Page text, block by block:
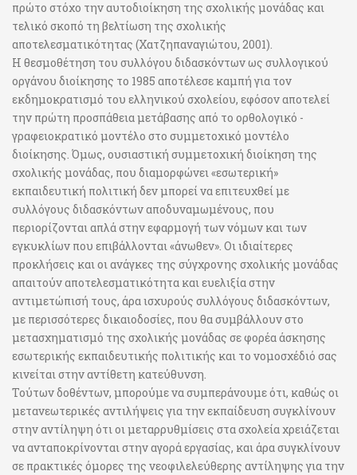
πρώτο στόχο την αυτοδιοίκηση της σχολικής μονάδας και
τελικό σκοπό τη βελτίωση της σχολικής
αποτελεσματικότητας (Χατζηπαναγιώτου, 2001).
Η θεσμοθέτηση του συλλόγου διδασκόντων ως συλλογικού
οργάνου διοίκησης το 1985 αποτέλεσε καμπή για τον
εκδημοκρατισμό του ελληνικού σχολείου, εφόσον αποτελεί
την πρώτη προσπάθεια μετάβασης από το ορθολογικό -
γραφειοκρατικό μοντέλο στο συμμετοχικό μοντέλο
διοίκησης. Όμως, ουσιαστική συμμετοχική διοίκηση της
σχολικής μονάδας, που διαμορφώνει «εσωτερική»
εκπαιδευτική πολιτική δεν μπορεί να επιτευχθεί με
συλλόγους διδασκόντων αποδυναμωμένους, που
περιορίζονται απλά στην εφαρμογή των νόμων και των
εγκυκλίων που επιβάλλονται «άνωθεν». Οι ιδιαίτερες
προκλήσεις και οι ανάγκες της σύγχρονης σχολικής μονάδας
απαιτούν αποτελεσματικότητα και ευελιξία στην
αντιμετώπισή τους, άρα ισχυρούς συλλόγους διδασκόντων,
με περισσότερες δικαιοδοσίες, που θα συμβάλλουν στο
μετασχηματισμό της σχολικής μονάδας σε φορέα άσκησης
εσωτερικής εκπαιδευτικής πολιτικής και το νομοσχέδιό σας
κινείται στην αντίθετη κατεύθυνση.
Τούτων δοθέντων, μπορούμε να συμπεράνουμε ότι, καθώς οι
μετανεωτερικές αντιλήψεις για την εκπαίδευση συγκλίνουν
στην αντίληψη ότι οι μεταρρυθμίσεις στα σχολεία χρειάζεται
να ανταποκρίνονται στην αγορά εργασίας, και άρα συγκλίνουν
σε πρακτικές όμορες της νεοφιλελεύθερης αντίληψης για την